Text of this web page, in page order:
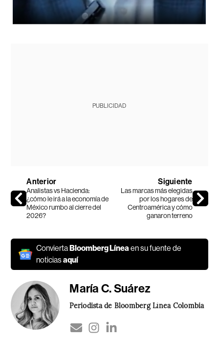
PUBLICIDAD
Anterior
Analistas vs Hacienda:
¿cómo le irá a la economía de
México rumbo al cierre del
2026?
Siguiente
Las marcas más elegidas
por los hogares de
Centroamérica y cómo
ganaron terreno
ConviertaBloomberg Líneaen su fuente de
noticiasaquí
María C. Suárez
Periodista de Bloomberg Línea Colombia